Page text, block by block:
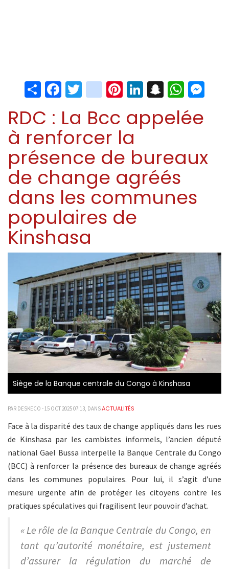
ShareFacebook
Twitter
instagram
Pinterest
LinkedIn
Snapchat
RDC : La Bcc appelée
à renforcer la
présence de bureaux
de change agréés
dans les communes
populaires de
Kinshasa
Siège de la Banque centrale du Congo à Kinshasa
PAR DESKECO - 15 OCT 2025 07:13, DANSACTUALITÉS
Face à la disparité des taux de change appliqués dans les rues
de Kinshasa par les cambistes informels, l’ancien député
national Gael Bussa interpelle la Banque Centrale du Congo
(BCC) à renforcer la présence des bureaux de change agréés
dans les communes populaires. Pour lui, il s’agit d’une
mesure urgente afin de protéger les citoyens contre les
pratiques spéculatives qui fragilisent leur pouvoir d’achat.
« Le rôle de la Banque Centrale du Congo, en
tant qu’autorité monétaire, est justement
d’assurer la régulation du marché de